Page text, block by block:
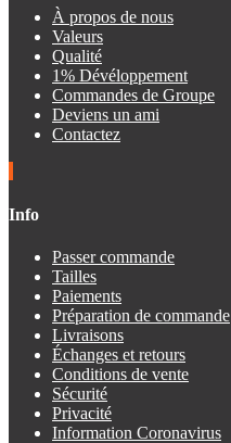
À propos de nous
Valeurs
Qualité
1% Dévéloppement
Commandes de Groupe
Deviens un ami
Contactez
Info
Passer commande
Tailles
Paiements
Préparation de commande
Livraisons
Échanges et retours
Conditions de vente
Sécurité
Privacité
Information Coronavirus